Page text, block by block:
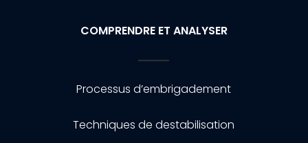
COMPRENDRE ET ANALYSER
Processus d’embrigadement
Techniques de destabilisation